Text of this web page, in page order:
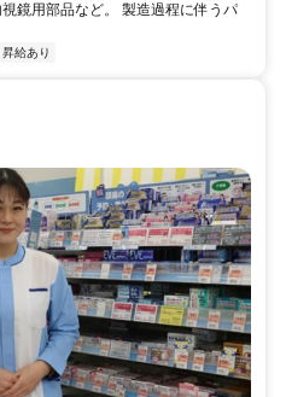
鏡用部品など。 製造過程に伴うパ
昇給あり